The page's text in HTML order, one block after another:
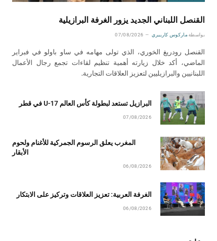
القنصل اللبناني الجديد يزور الغرفة البرازيلية
بواسطة ماركوس كارييري 07/08/2026
القنصل رودريغ الخوري، الذي تولى مهامه في ساو باولو في فبراير
الماضي، أكد خلال زيارته أهمية تنظيم لقاءات تجمع رجال الأعمال
اللبنانيين والبرازيليين لتعزيز العلاقات التجارية.
البرازيل تستعد لبطولة كأس العالم U-17 في قطر
07/08/2026
المغرب يعلق الرسوم الجمركية للأغنام ولحوم
الأبقار
06/08/2026
الغرفة العربية: تعزيز العلاقات وتركيز على الابتكار
06/08/2026